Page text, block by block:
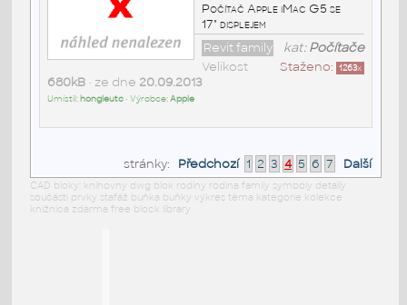
Počítač Apple iMac G5 se
17" displejem
kat:Počítače
Revit family
Staženo: 1263x
Velikost
680kB• ze dne 20.09.2013
Umístil: hongleutc• Výrobce:Apple
stránky: Předchozí 1 2 3 4 5 6 7 Další
CAD bloky: knihovny dwg blok rodiny rodina family symboly detaily
součásti prvky stafáž buňka buňky výkres téma kategorie kolekce
knižnica zdarma free block library